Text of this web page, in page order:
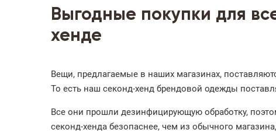
Выгодные покупки для
хенде
Вещи, предлагаемые в наших магазинах,
То есть наш секонд-хенд брендовой одежды
Все они прошли дезинфицирующую обработку,
секонд-хенда безопаснее, чем из обычного